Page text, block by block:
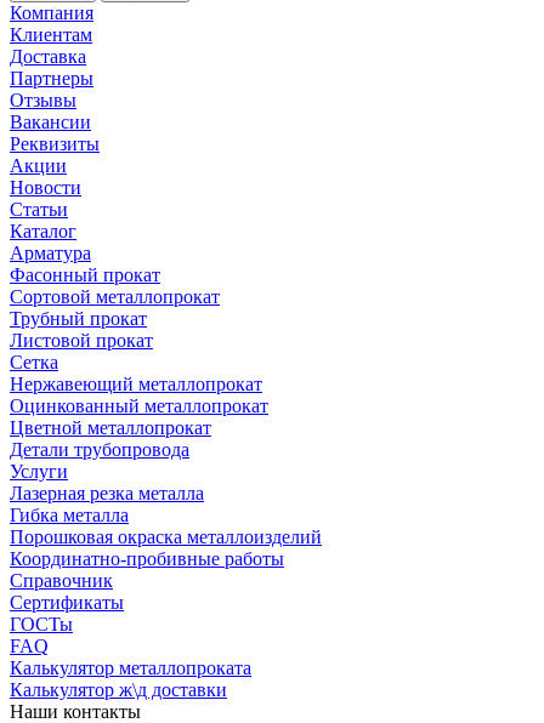
Компания
Клиентам
Доставка
Партнеры
Отзывы
Вакансии
Реквизиты
Акции
Новости
Статьи
Каталог
Арматура
Фасонный прокат
Сортовой металлопрокат
Трубный прокат
Листовой прокат
Сетка
Нержавеющий металлопрокат
Оцинкованный металлопрокат
Цветной металлопрокат
Детали трубопровода
Услуги
Лазерная резка металла
Гибка металла
Порошковая окраска металлоизделий
Координатно-пробивные работы
Справочник
Сертификаты
ГОСТы
FAQ
Калькулятор металлопроката
Калькулятор ж\д доставки
Наши контакты